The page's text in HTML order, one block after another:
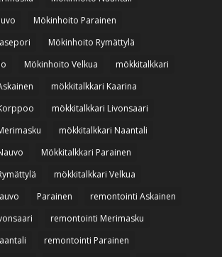
Mökinhoito Parainen
Mökinhoito Rymättylä
Mökinhoito Velkua
mökkitalkkari
mökkitalkkari Kaarina
mökkitalkkari Livonsaari
mökkitalkkari Naantali
Mökkitalkkari Parainen
mökkitalkkari Velkua
Parainen
remontointi Askainen
remontointi Merimasku
remontointi Parainen